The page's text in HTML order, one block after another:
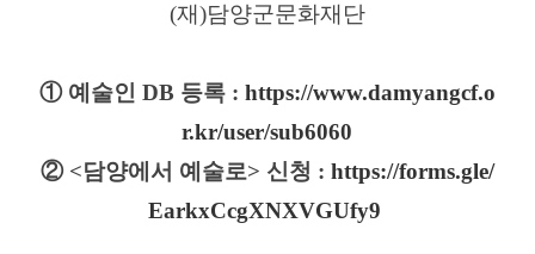
(재)담양군문화재단
① 예술인 DB 등록 : https://www.damyangcf.o
r.kr/user/sub6060
② <담양에서 예술로> 신청 : https://forms.gle/
EarkxCcgXNXVGUfy9